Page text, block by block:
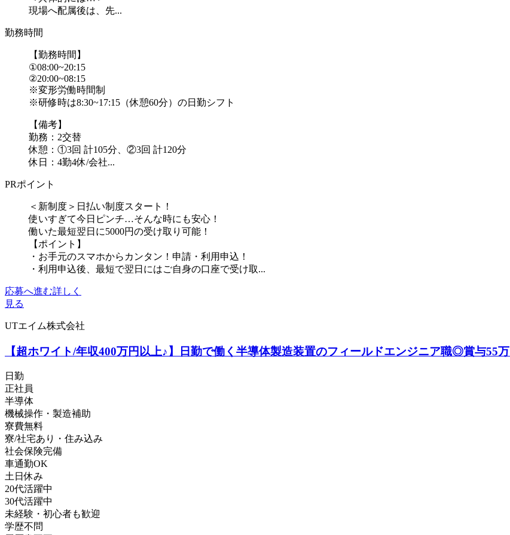
現場へ配属後は、先...
勤務時間
【勤務時間】
①08:00~20:15
②20:00~08:15
※変形労働時間制
※研修時は8:30~17:15（休憩60分）の日勤シフト
【備考】
勤務：2交替
休憩：①3回 計105分、②3回 計120分
休日：4勤4休/会社...
PRポイント
＜新制度＞日払い制度スタート！
使いすぎて今日ピンチ…そんな時にも安心！
働いた最短翌日に5000円の受け取り可能！
【ポイント】
・お手元のスマホからカンタン！申請・利用申込！
・利用申込後、最短で翌日にはご自身の口座で受け取...
応募へ進む詳しく
見る
UTエイム株式会社
【超ホワイト/年収400万円以上♪】日勤で働く半導体製造装置のフィールドエンジニア職◎賞与55
日勤
正社員
半導体
機械操作・製造補助
寮費無料
寮/社宅あり・住み込み
社会保険完備
車通勤OK
土日休み
20代活躍中
30代活躍中
未経験・初心者も歓迎
学歴不問